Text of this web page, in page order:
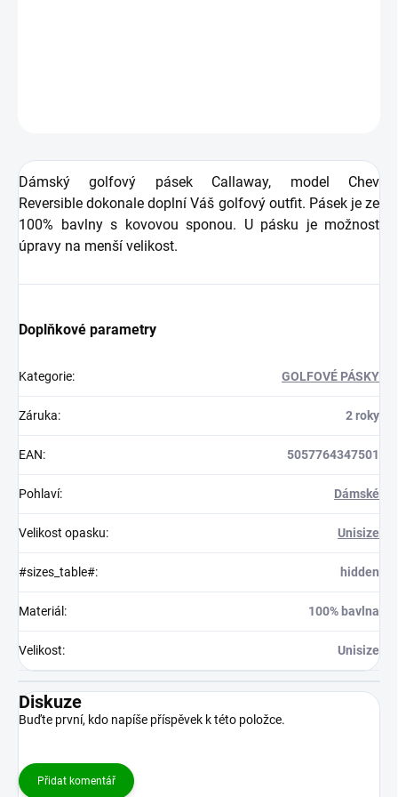
Dámský golfový pásek Callaway, model Chev
Reversibledokonale doplní Váš golfový outfit. Pásek je ze
100% bavlny s kovovou sponou. U pásku je možnost
úpravy na menší velikost.
Doplňkové parametry
Kategorie: GOLFOVÉ PÁSKY
Záruka: 2 roky
EAN: 5057764347501
Pohlaví: Dámské
Velikost opasku: Unisize
#sizes_table#: hidden
Materiál : 100% bavlna
Velikost: Unisize
Diskuze
Buďte první, kdo napíše příspěvek k této položce.
Přidat komentář